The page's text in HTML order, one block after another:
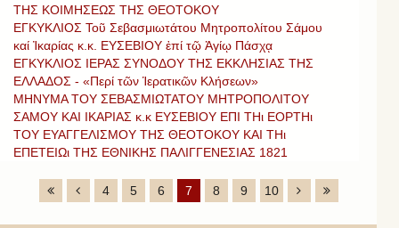
ΤΗΣ ΚΟΙΜΗΣΕΩΣ ΤΗΣ ΘΕΟΤΟΚΟΥ
ΕΓΚΥΚΛΙΟΣ Τοῦ Σεβασμιωτάτου Μητροπολίτου Σάμου
καί Ἰκαρίας κ.κ. ΕΥΣΕΒΙΟΥ ἐπί τῷ Ἁγίῳ Πάσχᾳ
ΕΓΚΥΚΛΙΟΣ ΙΕΡΑΣ ΣΥΝΟΔΟΥ ΤΗΣ ΕΚΚΛΗΣΙΑΣ ΤΗΣ
ΕΛΛΑΔΟΣ - «Περί τῶν Ἱερατικῶν Κλήσεων»
ΜΗΝΥΜΑ ΤΟΥ ΣΕΒΑΣΜΙΩΤΑΤΟΥ ΜΗΤΡΟΠΟΛΙΤΟΥ
ΣΑΜΟΥ ΚΑΙ ΙΚΑΡΙΑΣ κ.κ ΕΥΣΕΒΙΟΥ ΕΠΙ ΤΗι ΕΟΡΤΗι
ΤΟΥ ΕΥΑΓΓΕΛΙΣΜΟΥ ΤΗΣ ΘΕΟΤΟΚΟΥ ΚΑΙ ΤΗι
ΕΠΕΤΕΙΩι ΤΗΣ ΕΘΝΙΚΗΣ ΠΑΛΙΓΓΕΝΕΣΙΑΣ 1821
4 5 6 7 8 9 10